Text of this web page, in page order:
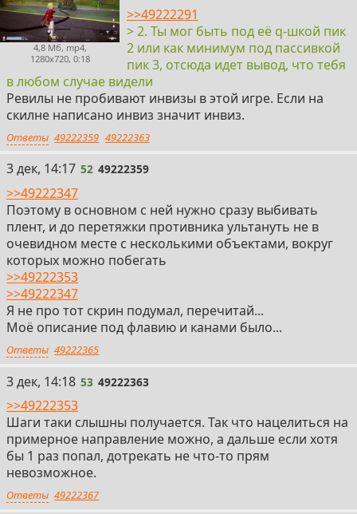
4,8 Мб, mp4,
1280x720, 0:18
>>49222291
> 2. Ты мог быть под её q-шкой пик
2 или как минимум под пассивкой
пик 3, отсюда идет вывод, что тебя
в любом случае видели
Ревилы не пробивают инвизы в этой игре. Если на
скилне написано инвиз значит инвиз.
Ответы 49222359 49222363
52
3 дек, 14:17 52 49222359
>>49222347
Поэтому в основном с ней нужно сразу выбивать
плент, и до перетяжки противника ультануть не в
очевидном месте с несколькими объектами, вокруг
которых можно побегать
>>49222353
>>49222347
Я не про тот скрин подумал, перечитай...
Моё описание под флавию и канами было...
Ответы 49222365
53
3 дек, 14:18 53 49222363
>>49222353
Шаги таки слышны получается. Так что нацелиться на
примерное направление можно, а дальше если хотя
бы 1 раз попал, дотрекать не что-то прям
невозможное.
Ответы 49222367